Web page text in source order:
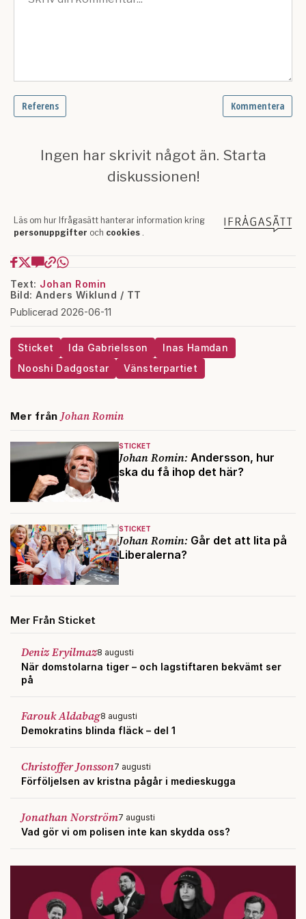
Text: Johan Romin
Bild: Anders Wiklund / TT
Publicerad 2026-06-11
Sticket Ida Gabrielsson
Inas Hamdan
Nooshi Dadgostar
Vänsterpartiet
Mer från Johan Romin
STICKET
Johan Romin: Andersson, hur
ska du få ihop det här?
STICKET
Johan Romin: Går det att lita på
Liberalerna?
Mer Från Sticket
Deniz Eryilmaz8 augusti
När domstolarna tiger – och lagstiftaren bekvämt ser
på
Farouk Aldabag8 augusti
Demokratins blinda fläck – del 1
Christoffer Jonsson7 augusti
Förföljelsen av kristna pågår i medieskugga
Jonathan Norström7 augusti
Vad gör vi om polisen inte kan skydda oss?